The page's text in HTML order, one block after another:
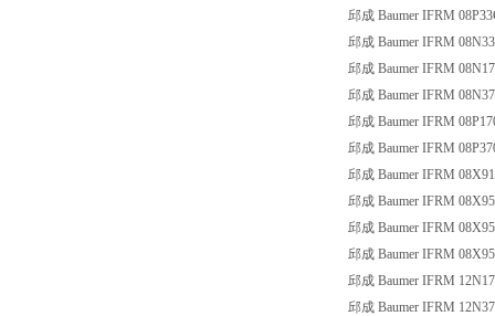
邱成 Baumer IFRM
邱成 Baumer IFRM
邱成 Baumer IFRM
邱成 Baumer IFRM
邱成 Baumer IFRM
邱成 Baumer IFRM
邱成 Baumer IFRM
邱成 Baumer IFRM
邱成 Baumer IFRM
邱成 Baumer IFRM
邱成 Baumer IFRM
邱成 Baumer IFRM